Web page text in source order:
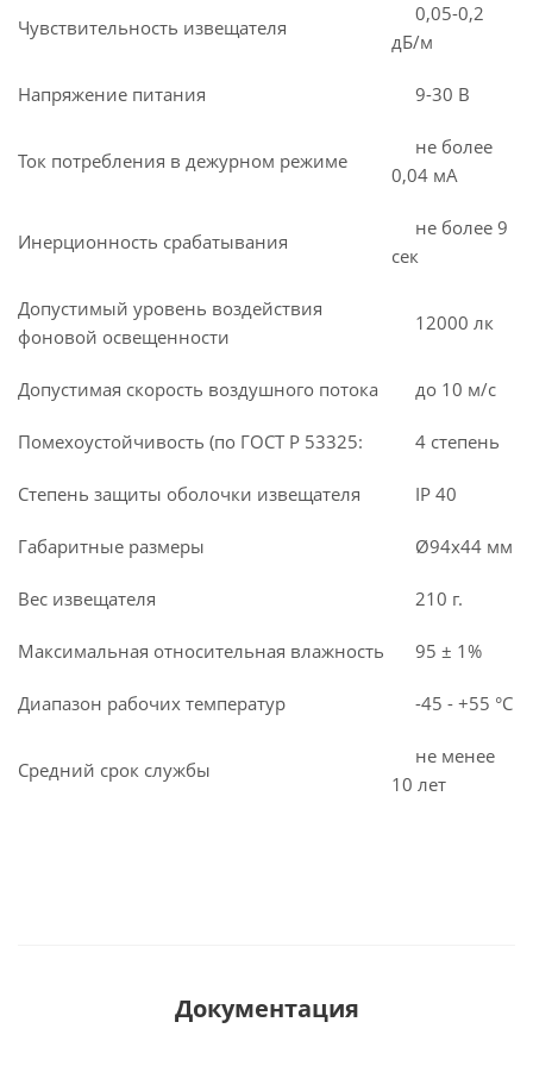
Чувствительность извещателя
0,05-0,2
дБ/м
Напряжение питания 9-30 В
Ток потребления в дежурном режиме
не более
0,04 мА
Инерционность срабатывания
не более 9
сек
Допустимый уровень воздействия
фоновой освещенности
12000 лк
Допустимая скорость воздушного потока до 10 м/с
Помехоустойчивость (по ГОСТ Р 53325: 4 степень
Степень защиты оболочки извещателя IP 40
Габаритные размеры Ø94х44 мм
Вес извещателя 210 г.
Максимальная относительная влажность 95 ± 1%
Диапазон рабочих температур -45 - +55 °С
Средний срок службы
не менее
10 лет
Документация